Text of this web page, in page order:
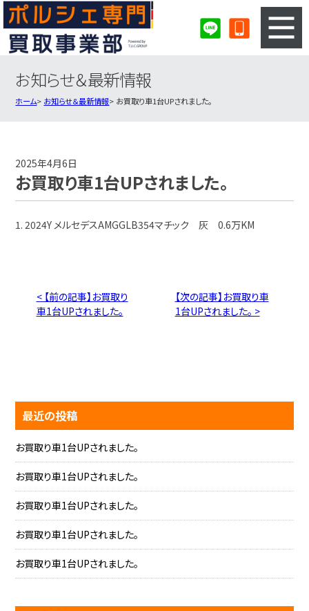
3ステップのカンタン査定
ポルシェ買取実績
お知らせ＆最新情報
ホーム お知らせ＆最新情報 お買取り車1台UPされました。
2025年4月6日
お買取り車1台UPされました。
1. 2024Y メルセデスAMGGLB354マチック 灰 0.6万KM
< 【前の記事】お買取り
車1台UPされました。
【次の記事】お買取り車
1台UPされました。 >
最近の投稿
お買取り車1台UPされました。
お買取り車1台UPされました。
お買取り車1台UPされました。
お買取り車1台UPされました。
お買取り車1台UPされました。